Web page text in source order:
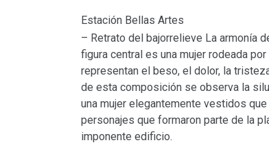
Estación Bellas Artes
– Retrato del bajorrelieve La armonía
figura central es una mujer rodeada
representan el beso, el dolor, la
de esta composición se observa la
una mujer elegantemente vestidos
personajes que formaron parte de la
imponente edificio.